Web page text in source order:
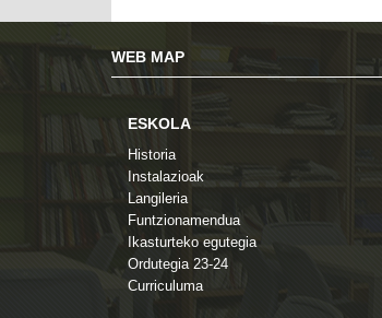
WEB MAP
ESKOLA
Historia
Instalazioak
Langileria
Funtzionamendua
Ikasturteko egutegia
Ordutegia 23-24
Curriculuma